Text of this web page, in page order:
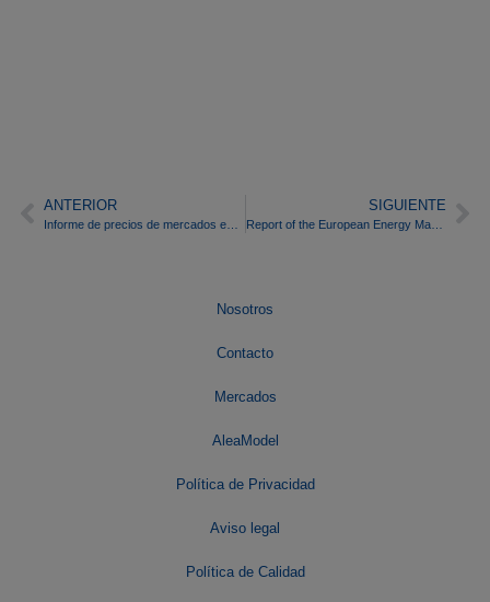
ANTERIOR SIGUIENTE
Report of the European Energy Market Prices for the month of January 2016
Nosotros
Contacto
Mercados
AleaModel
Política de Privacidad
Aviso legal
Política de Calidad